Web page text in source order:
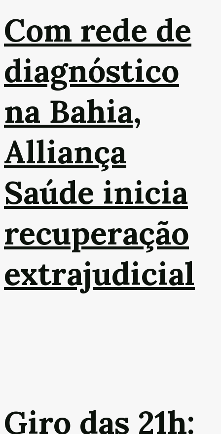
Com rede de
diagnóstico
na Bahia,
Alliança
Saúde inicia
recuperação
extrajudicial
Giro das 21h: